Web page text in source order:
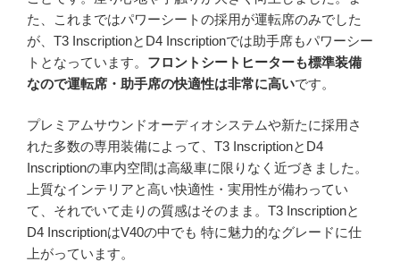
た、これまではパワーシートの採用が運転席のみでした
が、T3 InscriptionとD4 Inscriptionでは助手席もパワーシー
トとなっています。 フロントシートヒーターも標準装備
なので運転席・助手席の快適性は非常に高いです。
プレミアムサウンドオーディオシステムや新たに採用さ
れた多数の専用装備によって、T3 InscriptionとD4
Inscriptionの車内空間は高級車に限りなく近づきました。
上質なインテリアと高い快適性・実用性が備わってい
て、それでいて走りの質感はそのまま。T3 Inscriptionと
D4 InscriptionはV40の中でも 特に魅力的なグレードに仕
上がっています。